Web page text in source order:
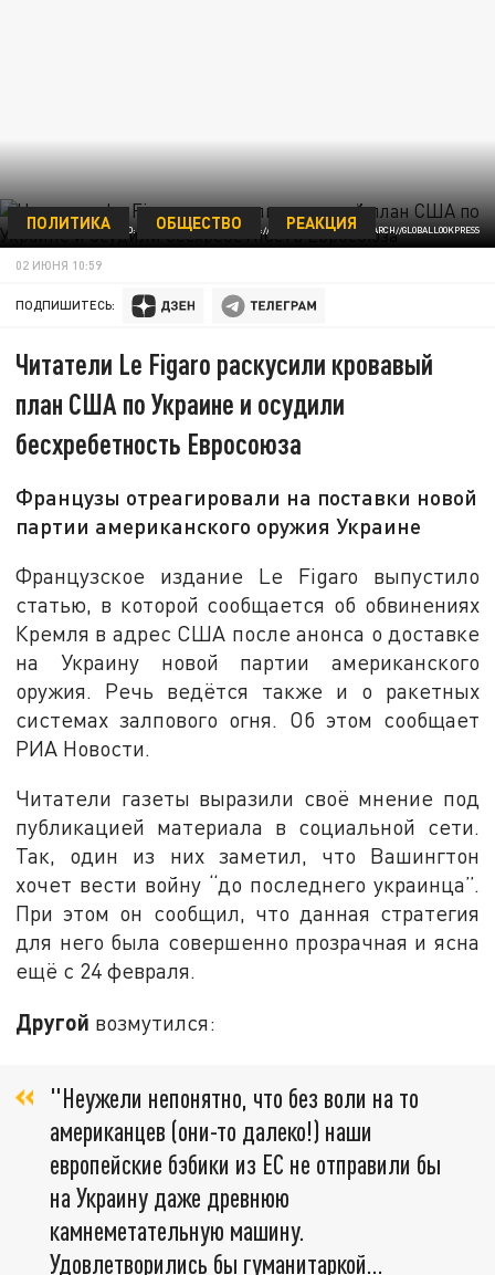
ФОТОО: JÜRGEN WACKENHUT/HTTP://IMAGEBROKER.COM/#/SEARCH//GLOBALLOOKPRESS
ПОЛИТИКА ОБЩЕСТВО РЕАКЦИЯ
02 ИЮНЯ 10:59
ПОДПИШИТЕСЬ:
Читатели Le Figaro раскусили кровавый
план США по Украине и осудили
бесхребетность Евросоюза
Французы отреагировали на поставки новой
партии американского оружия Украине
Французское издание Le Figaro выпустило
статью, в которой сообщается об обвинениях
Кремля в адрес США после анонса о доставке
на Украину новой партии американского
оружия. Речь ведётся также и о ракетных
системах залпового огня. Об этом сообщает
РИА Новости.
Читатели газеты выразили своё мнение под
публикацией материала в социальной сети.
Так, один из них заметил, что Вашингтон
хочет вести войну “до последнего украинца”.
При этом он сообщил, что данная стратегия
для него была совершенно прозрачная и ясна
ещё с 24 февраля.
Другой возмутился:
"Неужели непонятно, что без воли на то
американцев (они-то далеко!) наши
европейские бэбики из ЕС не отправили бы
на Украину даже древнюю
камнеметательную машину.
Удовлетворились бы гуманитаркой...